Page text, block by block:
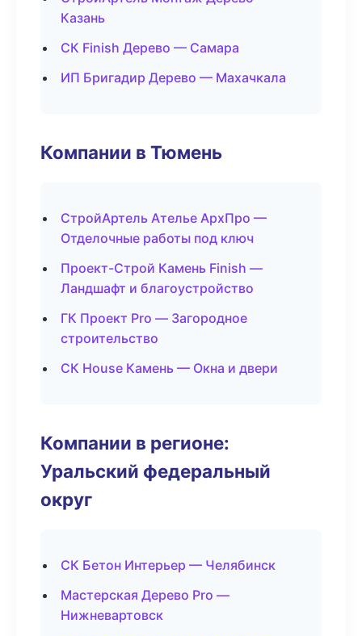
Казань
СК Finish Дерево — Самара
ИП Бригадир Дерево — Махачкала
Компании в Тюмень
СтройАртель Ателье АрхПро —
Отделочные работы под ключ
Проект-Строй Камень Finish —
Ландшафт и благоустройство
ГК Проект Pro — Загородное
строительство
СК House Камень — Окна и двери
Компании в регионе:
Уральский федеральный
округ
СК Бетон Интерьер — Челябинск
Мастерская Дерево Pro —
Нижневартовск